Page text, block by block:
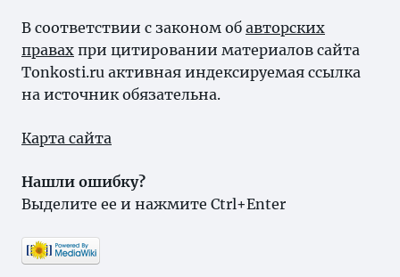
В соответствии с законом об авторских
правах при цитировании материалов сайта
Tonkosti.ru активная индексируемая ссылка
на источник обязательна.
Карта сайта
Нашли ошибку?
Выделите ее и нажмите Ctrl+Enter